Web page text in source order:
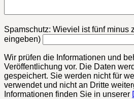
Bitte lasse dieses Feld leer.
Spamschutz: Wieviel ist fünf minus
eingeben)
Wir prüfen die Informationen und
Veröffentlichung vor. Die Daten
gespeichert. Sie werden nicht für
verwendet und nicht an Dritte
Informationen finden Sie in unserer